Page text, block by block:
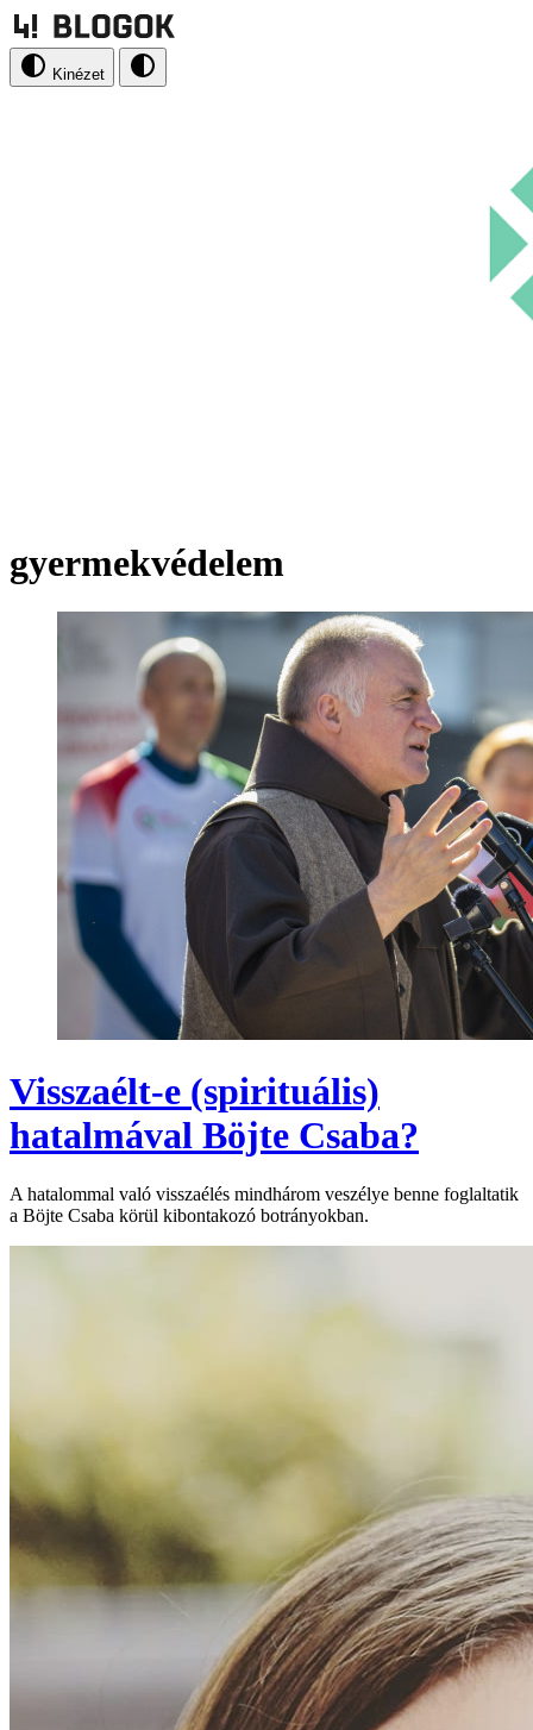
Kinézet
gyermekvédelem
Visszaélt-e (spirituális)
hatalmával Böjte Csaba?
A hatalommal való visszaélés mindhárom veszélye benne foglaltatik
a Böjte Csaba körül kibontakozó botrányokban.